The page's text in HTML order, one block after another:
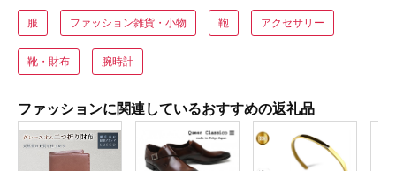
服 ファッション雑貨・小物 鞄 アクセサリー
靴・財布 腕時計
ファッションに関連しているおすすめの返礼品